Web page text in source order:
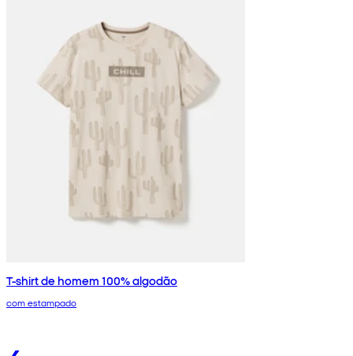
T-shirt de homem 100% algodão
com estampado